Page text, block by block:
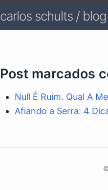
carlos schults / blog
Post marcados
Null É Ruim. Qual A
Afiando a Serra: 4